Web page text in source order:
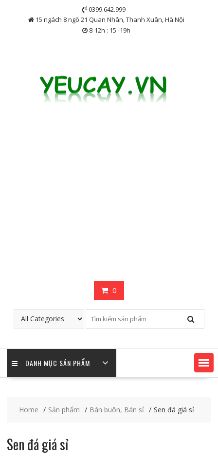
0399.642.999
15 ngách 8 ngõ 21 Quan Nhân, Thanh Xuân, Hà Nội
8-12h : 15 -19h
0
DANH MỤC SẢN PHẨM
Home Sản phẩm Bán buôn, Bán sỉ Sen đá giá sỉ
Sen đá giá sỉ